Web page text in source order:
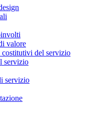
valore
costitutivi del servizio
servizio
servizio